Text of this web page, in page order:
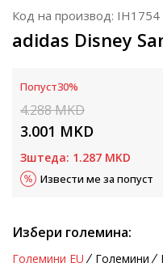
Код на производ: IH1754
adidas Disney
Попуст30%
4.288MKD
3.001 MKD
Зштеда: 1.287 MKD
Извести ме за попуст
Избери големина:
Големини EU Големини